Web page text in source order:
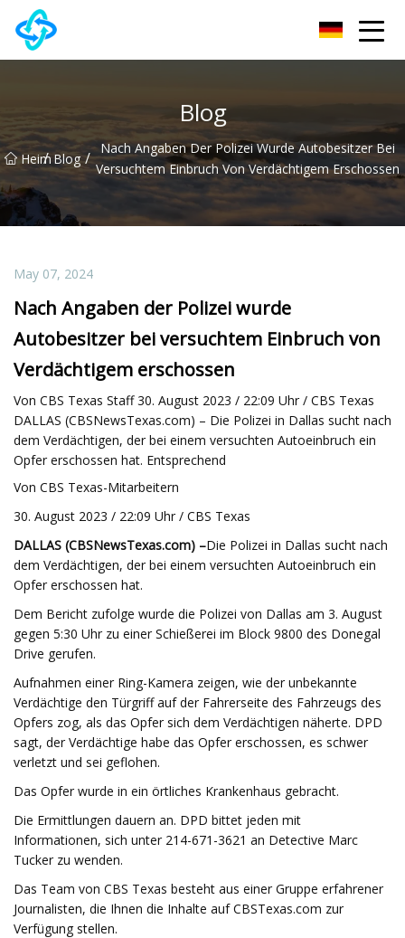
Blog
Heim
/ Blog /
Nach Angaben Der Polizei Wurde Autobesitzer Bei
Versuchtem Einbruch Von Verdächtigem Erschossen
May 07, 2024
Nach Angaben der Polizei wurde
Autobesitzer bei versuchtem Einbruch von
Verdächtigem erschossen
Von CBS Texas Staff 30. August 2023 / 22:09 Uhr / CBS Texas
DALLAS (CBSNewsTexas.com) – Die Polizei in Dallas sucht nach
dem Verdächtigen, der bei einem versuchten Autoeinbruch ein
Opfer erschossen hat. Entsprechend
Von CBS Texas-Mitarbeitern
30. August 2023 / 22:09 Uhr / CBS Texas
DALLAS (CBSNewsTexas.com) –Die Polizei in Dallas sucht nach
dem Verdächtigen, der bei einem versuchten Autoeinbruch ein
Opfer erschossen hat.
Dem Bericht zufolge wurde die Polizei von Dallas am 3. August
gegen 5:30 Uhr zu einer Schießerei im Block 9800 des Donegal
Drive gerufen.
Aufnahmen einer Ring-Kamera zeigen, wie der unbekannte
Verdächtige den Türgriff auf der Fahrerseite des Fahrzeugs des
Opfers zog, als das Opfer sich dem Verdächtigen näherte. DPD
sagt, der Verdächtige habe das Opfer erschossen, es schwer
verletzt und sei geflohen.
Das Opfer wurde in ein örtliches Krankenhaus gebracht.
Die Ermittlungen dauern an. DPD bittet jeden mit
Informationen, sich unter 214-671-3621 an Detective Marc
Tucker zu wenden.
Das Team von CBS Texas besteht aus einer Gruppe erfahrener
Journalisten, die Ihnen die Inhalte auf CBSTexas.com zur
Verfügung stellen.